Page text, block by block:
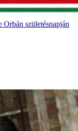
születésnapján